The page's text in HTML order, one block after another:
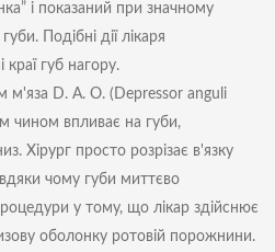
і показаний при значному
Подібні дії лікаря
губ нагору.
м'яза D. A. O. (Depressor anguli
чином впливає на губи,
Хірург просто розрізає в'язку
чому губи миттєво
у тому, що лікар здійснює
оболонку ротовій порожнини.